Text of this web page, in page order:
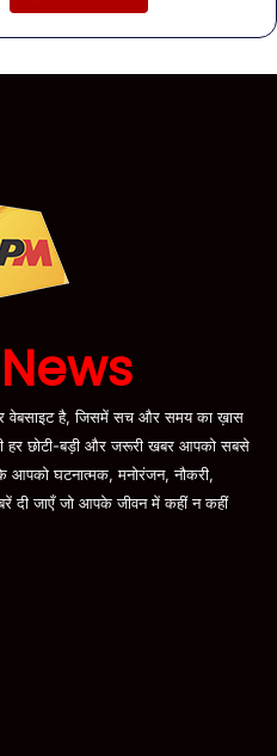
वेबसाइट है, जिसमें सच और समय का ख़ास
हर छोटी-बड़ी और जरूरी खबर आपको सबसे
आपको घटनात्मक, मनोरंजन, नौकरी,
दी जाएँ जो आपके जीवन में कहीं न कहीं